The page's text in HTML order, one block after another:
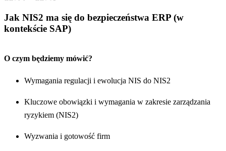
Jak NIS2 ma się do bezpieczeństwa ERP (w
kontekście SAP)
O czym będziemy mówić?
Wymagania regulacji i ewolucja NIS do NIS2
Kluczowe obowiązki i wymagania w zakresie zarządzania
ryzykiem (NIS2)
Wyzwania i gotowość firm